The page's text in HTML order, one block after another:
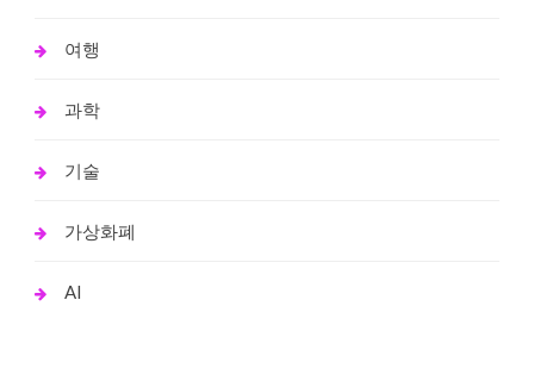
여행
과학
기술
가상화폐
AI